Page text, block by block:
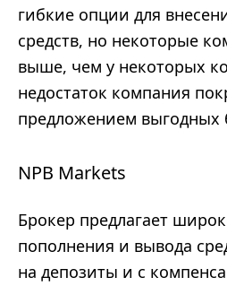
гибкие опции для
средств, но некоторые
выше, чем у некоторых
недостаток компания
предложением выгодных
NPB Markets
Брокер предлагает
пополнения и вывода
на депозиты и с